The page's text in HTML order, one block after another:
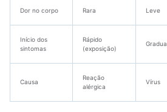
Dor no corpo Rara Leve
Início dos
sintomas
Rápido
(exposição)
Causa
Reação
alérgica
Vírus